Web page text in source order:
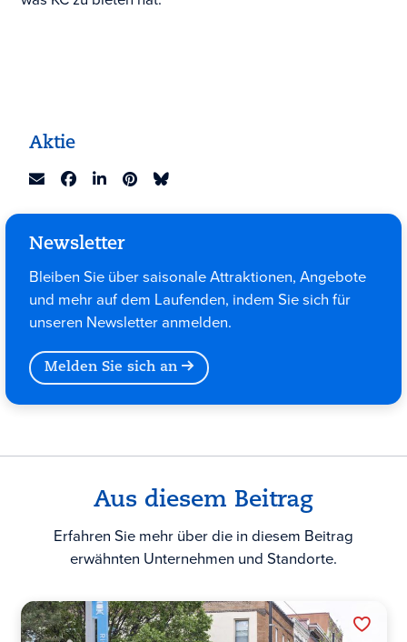
Aktie
Newsletter
Bleiben Sie über saisonale Attraktionen, Angebote
und mehr auf dem Laufenden, indem Sie sich für
unseren Newsletter anmelden.
Melden Sie sich an
Aus diesem Beitrag
Erfahren Sie mehr über die in diesem Beitrag
erwähnten Unternehmen und Standorte.